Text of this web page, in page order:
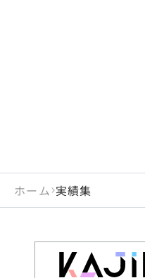
ホーム 実績集